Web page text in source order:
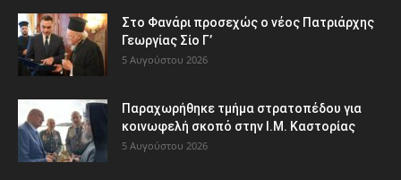
Στο Φανάρι προσεχώς ο νέος Πατριάρχης
Γεωργίας Σίο Γ’
5 Αυγούστου 2026
Παραχωρήθηκε τμήμα στρατοπέδου για
κοινωφελή σκοπό στην Ι.Μ. Καστορίας
5 Αυγούστου 2026